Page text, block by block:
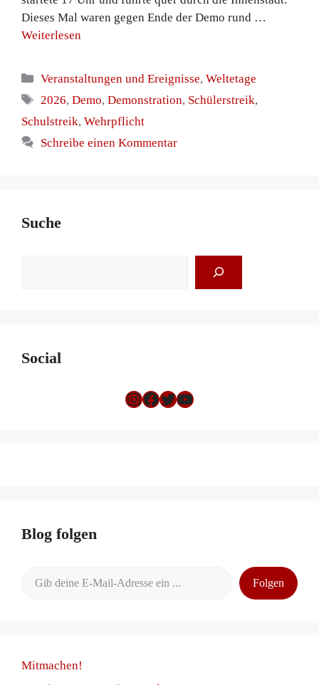
Dieses Mal waren gegen Ende der Demo rund …
Weiterlesen
Kategorien
Veranstaltungen und Ereignisse,Weltetage
Schlagwörter
2026,Demo,Demonstration, Schülerstreik,
Schulstreik, Wehrpflicht
Schreibe einen Kommentar
Suche
Social
Instagram
Facebook
Twitter
YouTube
Blog folgen
Folgen
Mitmachen!